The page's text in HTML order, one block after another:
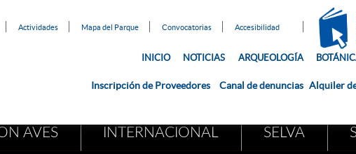
Actividades Mapa del Parque Convocatorias Accesibilidad
INICIO NOTICIAS ARQUEOLOGÍA
Alquiler
Canal de denuncias
Inscripción de Proveedores
AVES INTERNACIONAL SELVA